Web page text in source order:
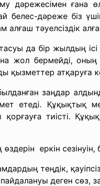
дәрежесімен ғана
белес-дәреже біз
алғаш тәуелсіздік
да бір жылдың
жол бермейді, оның
қызметтер атқаруға
заңдар
етеді. Құқықтық
тиісті.
еркін
теңдік,
деген сөз,